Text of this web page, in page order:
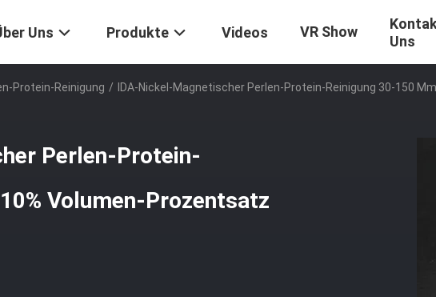
Uns Produkte Videos VR Show
Uns
Protein-Reinigung / IDA-Nickel-Magnetischer Perlen-Protein-Reinigung 30-150
Perlen-Protein-
Volumen-Prozentsatz